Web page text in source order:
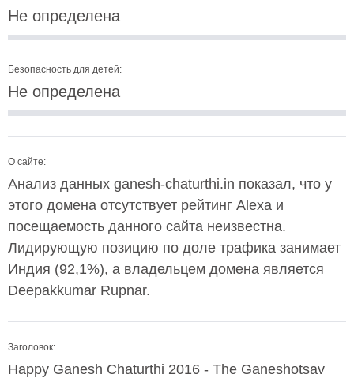
Не определена
Безопасность для детей:
Не определена
О сайте:
Анализ данных ganesh-chaturthi.in показал, что у
этого домена отсутствует рейтинг Alexa и
посещаемость данного сайта неизвестна.
Лидирующую позицию по доле трафика занимает
Индия (92,1%), а владельцем домена является
Deepakkumar Rupnar.
Заголовок:
Happy Ganesh Chaturthi 2016 - The Ganeshotsav